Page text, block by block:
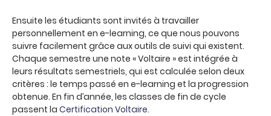
Ensuite les étudiants sont invités à travailler
personnellement en e-learning, ce que nous pouvons
suivre facilement grâce aux outils de suivi qui existent.
Chaque semestre une note « Voltaire » est intégrée à
leurs résultats semestriels, qui est calculée selon deux
critères : le temps passé en e-learning et la progression
obtenue. En fin d’année, les classes de fin de cycle
passent la Certification Voltaire.